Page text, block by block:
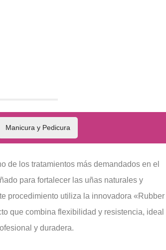
Manicura y Pedicura
de los tratamientos más demandados en el
para fortalecer las uñas naturales y
procedimiento utiliza la innovadora «Rubber
que combina flexibilidad y resistencia, ideal
y duradera.